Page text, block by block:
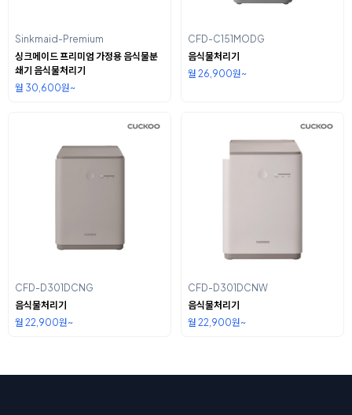
Sinkmaid-Premium
싱크메이드 프리미엄 가정용 음식물분
쇄기 음식물처리기
월 30,600원~
CFD-C151MODG
음식물처리기
월 26,900원~
CFD-D301DCNG
음식물처리기
월 22,900원~
CFD-D301DCNW
음식물처리기
월 22,900원~